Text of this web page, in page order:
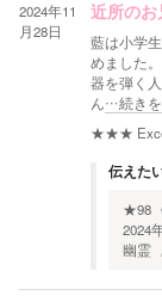
2024年11
月28日
近所のお
藍は小学
めました
器を弾く
ん…続き
★★★
伝えた
★98
2024
幽霊